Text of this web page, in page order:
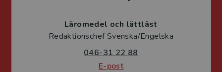
Läromedel och lättläst
Redaktionschef Svenska/Engelska
046-31 22 88
E-post